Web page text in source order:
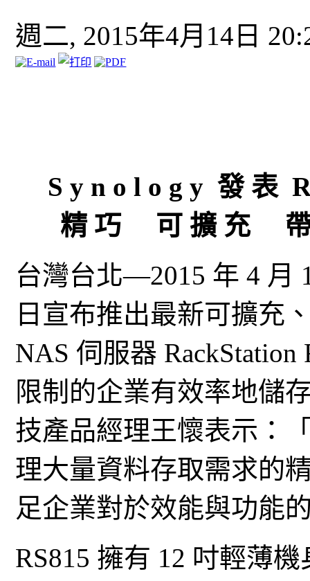
週二, 2015年4月14日
S y n o l o g y 發 表
精 巧 可 擴 充 帶
台灣台北—2015 年 4 月
日宣布推出最新可擴充
NAS 伺服器
限制的企業有效率地儲
技產品經理王懷表示：
理大量資料存取需求的
足企業對於效能與功能
RS815 擁有 12 吋輕薄